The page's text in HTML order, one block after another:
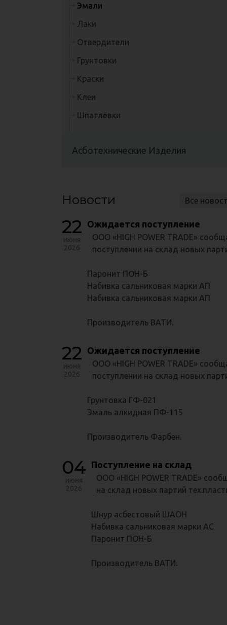
Эмали
Лаки
Отвердители
Грунтовки
Краски
Клеи
Шпатлёвки
Асботехнические Изделия
Все
Новости
22 Ожидается поступление
ООО «HIGH POWER TRADE»
поступлении на склад новых
Паронит ПОН-Б
Набивка сальниковая марки АП
Набивка сальниковая марки АП
Производитель ВАТИ.
22 Ожидается поступление
ООО «HIGH POWER TRADE»
поступлении на склад новых
Грунтовка ГФ-021
Эмаль алкидная ПФ-115
Производитель Фарбен.
04 Поступление на склад
ООО «HIGH POWER TRADE»
на склад новых партий
Шнур асбестовый ШАОН
Набивка сальниковая марки АС
Паронит ПОН-Б
Производитель ВАТИ.